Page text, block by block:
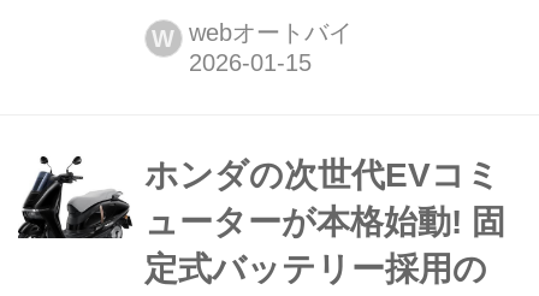
「YZF-R1」「YZF-R9」「YZF-R3」
「YZF-R25」の企業創立70周年記念モ
30日、R3・R25のアニバーサリーモデ
ルは2月27日の発売予定だ。
W webオートバイ
ホンダの次世代EVコミ
ューターが本格始動! 固
定式バッテリー採用の